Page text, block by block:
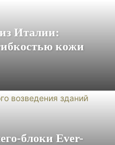
Италии:
кожи
блоки Ever-